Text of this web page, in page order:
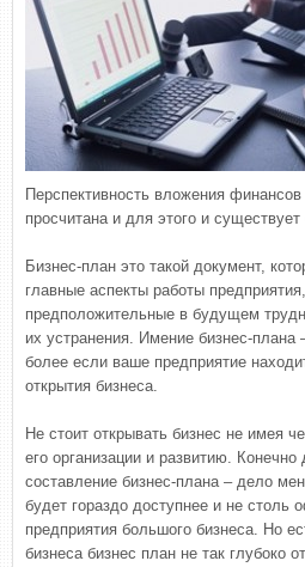
Перспективность вложения
просчитана и для этого и существует
Бизнес-план это такой документ,
главные аспекты работы
предположительные в будущем
их устранения. Имение бизнес-
более если ваше предприятие
открытия бизнеса.
Не стоит открывать бизнес не имея
его организации и развитию.
составление бизнес-плана – дело
будет гораздо доступнее и не
предприятия большого бизнеса. Но
бизнеса бизнес план не так глубоко